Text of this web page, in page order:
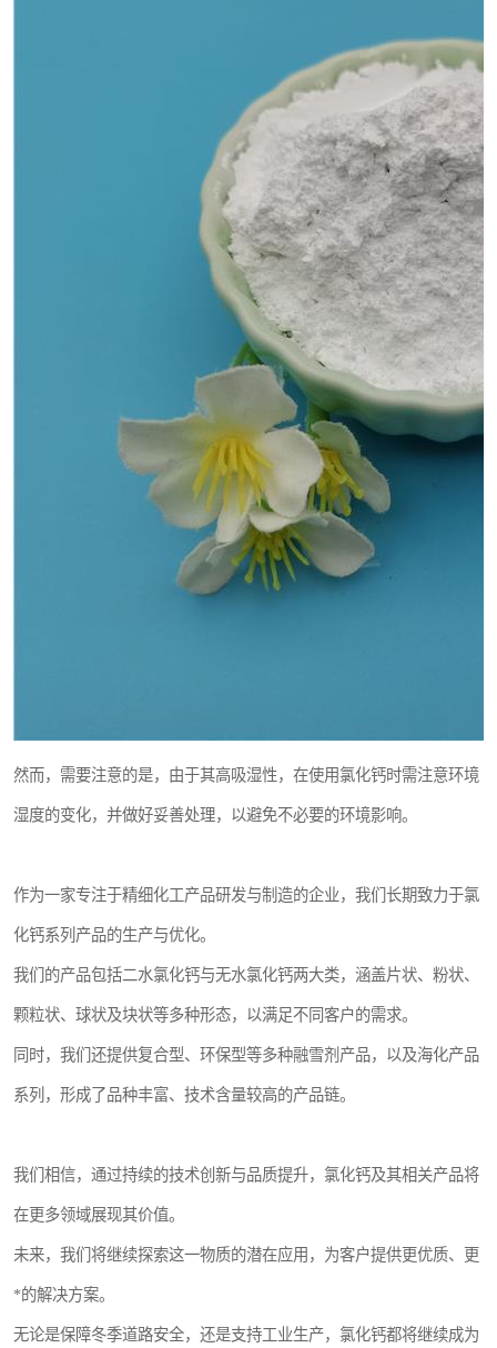
然而，需要注意的是，由于其高吸湿性，在使用氯化钙时需注意环境
湿度的变化，并做好妥善处理，以避免不必要的环境影响。
作为一家专注于精细化工产品研发与制造的企业，我们长期致力于氯
化钙系列产品的生产与优化。
我们的产品包括二水氯化钙与无水氯化钙两大类，涵盖片状、粉状、
颗粒状、球状及块状等多种形态，以满足不同客户的需求。
同时，我们还提供复合型、环保型等多种融雪剂产品，以及海化产品
系列，形成了品种丰富、技术含量较高的产品链。
我们相信，通过持续的技术创新与品质提升，氯化钙及其相关产品将
在更多领域展现其价值。
未来，我们将继续探索这一物质的潜在应用，为客户提供更优质、更
*的解决方案。
无论是保障冬季道路安全，还是支持工业生产，氯化钙都将继续成为